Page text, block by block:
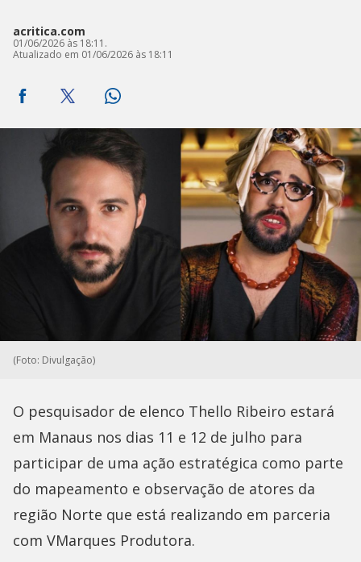
acritica.com
01/06/2026 às 18:11.
Atualizado em 01/06/2026 às 18:11
(Foto: Divulgação)
O pesquisador de elenco Thello Ribeiro estará
em Manaus nos dias 11 e 12 de julho para
participar de uma ação estratégica como parte
do mapeamento e observação de atores da
região Norte que está realizando em parceria
com VMarques Produtora.